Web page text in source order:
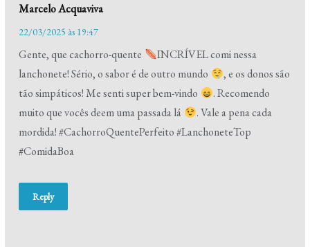
Marcelo Acquaviva
22/03/2025 às 19:47
Gente, que cachorro-quente
INCRÍVEL comi nessa
lanchonete! Sério, o sabor é de outro mundo
, e os donos são
tão simpáticos! Me senti super bem-vindo
. Recomendo
muito que vocês deem uma passada lá
. Vale a pena cada
mordida! #CachorroQuentePerfeito #LanchoneteTop
#ComidaBoa
Reply